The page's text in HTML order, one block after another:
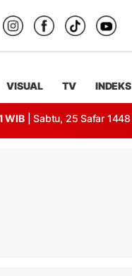
VISUAL TV INDEKS
WIB | Sabtu, 25 Safar 1448